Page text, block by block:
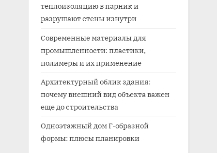
теплоизоляцию в парник и
разрушают стены изнутри
Современные материалы для
промышленности: пластики,
полимеры и их применение
Архитектурный облик здания:
почему внешний вид объекта важен
еще до строительства
Одноэтажный дом Г-образной
формы: плюсы планировки